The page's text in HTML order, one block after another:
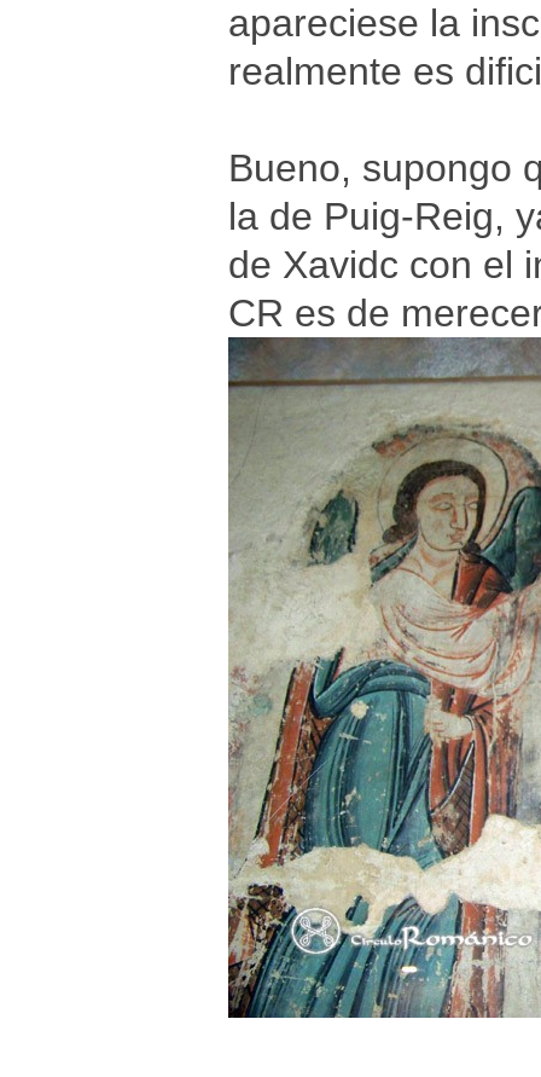
apareciese la
realmente es
Bueno, supongo
la de Puig-Reig,
de Xavidc con el
CR es de